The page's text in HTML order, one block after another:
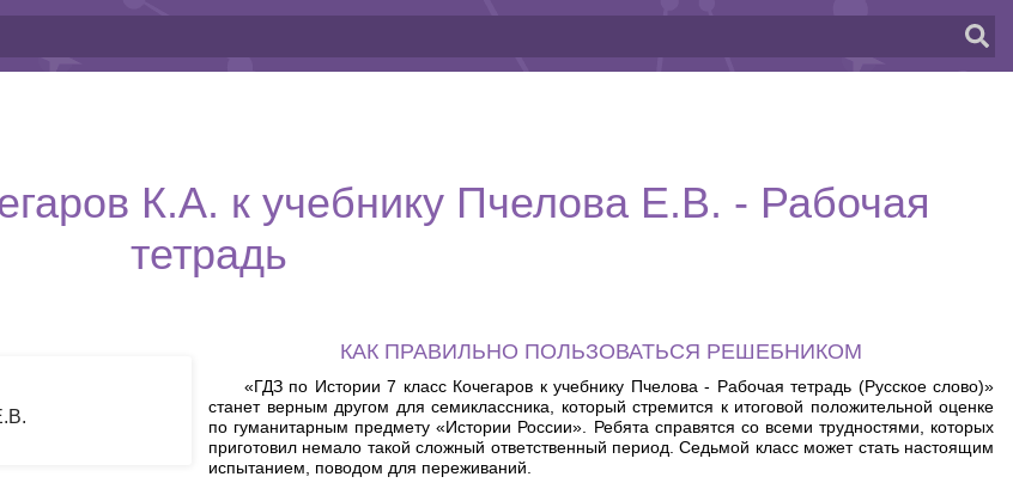
К.А. к учебнику Пчелова Е.В. - Рабочая
тетрадь
КАК ПРАВИЛЬНО ПОЛЬЗОВАТЬСЯ РЕШЕБНИКОМ
«ГДЗ по Истории 7 класс Кочегаров к учебнику Пчелова - Рабочая тетрадь (Русское слово)»
станет верным другом для семиклассника, который стремится к итоговой положительной оценке
по гуманитарным предмету «Истории России». Ребята справятся со всеми трудностями, которых
приготовил немало такой сложный ответственный период. Седьмой класс может стать настоящим
испытанием, поводом для переживаний.